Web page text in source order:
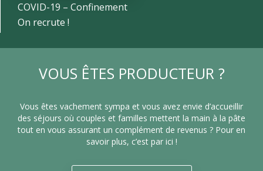
COVID-19 – Confinement
On recrute !
VOUS ÊTES PRODUCTEUR ?
Vous êtes vachement sympa et vous avez envie d’accueillir
des séjours où couples et familles mettent la main à la pâte
tout en vous assurant un complément de revenus ? Pour en
savoir plus, c’est par ici !